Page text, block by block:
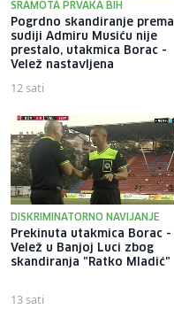
SRAMOTA PRVAKA BIH
Pogrdno skandiranje prema
sudiji Admiru Musiću nije
prestalo, utakmica Borac -
Velež nastavljena
12 sati
DISKRIMINATORNO NAVIJANJE
Prekinuta utakmica Borac -
Velež u Banjoj Luci zbog
skandiranja "Ratko Mladić"
13 sati